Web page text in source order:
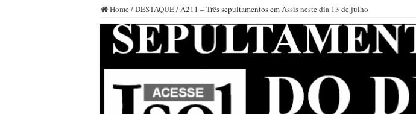
Home /DESTAQUE/A211 – Três sepultamentos em Assis neste dia 13 de julho